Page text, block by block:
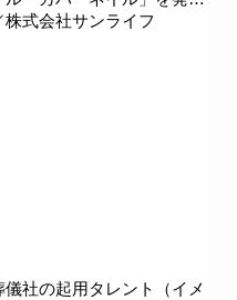
株式会社サンライフ
儀社の起用タレント（イメ